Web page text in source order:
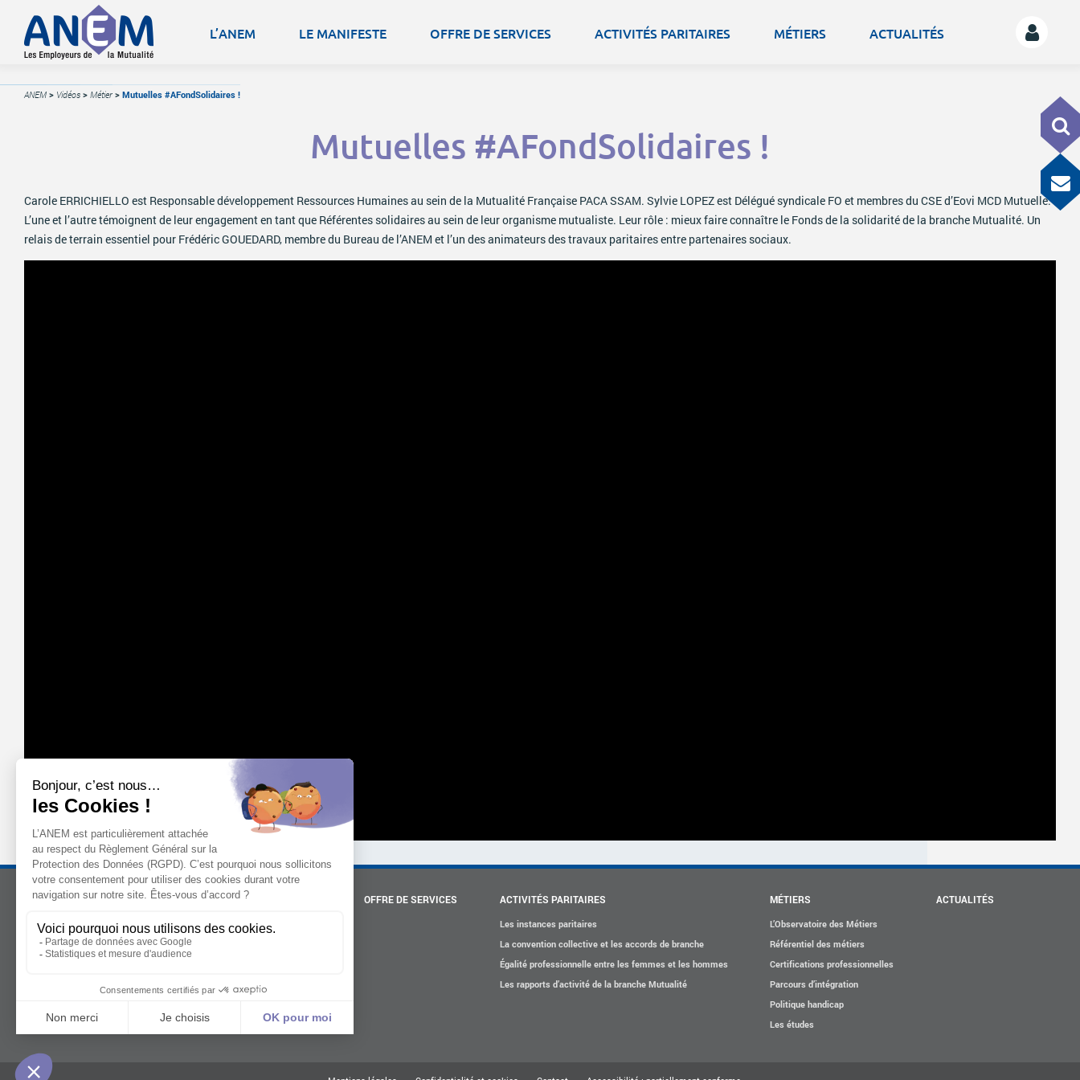
L’ANEM LE MANIFESTE OFFRE DE SERVICES ACTIVITÉS PARITAIRES MÉTIERS ACTUALITÉS
ANEM > Vidéos > Métier > Mutuelles #AFondSolidaires !
Mutuelles #AFondSolidaires !
Carole ERRICHIELLO est Responsable développement Ressources Humaines au sein de la Mutualité Française PACA SSAM. Sylvie LOPEZ est Délégué syndicale FO et membres du CSE d’Eovi MCD Mutuelle.
L’une et l’autre témoignent de leur engagement en tant que Référentes solidaires au sein de leur organisme mutualiste. Leur rôle : mieux faire connaître le Fonds de la solidarité de la branche Mutualité. Un
relais de terrain essentiel pour Frédéric GOUEDARD, membre du Bureau de l’ANEM et l’un des animateurs des travaux paritaires entre partenaires sociaux.
L’ANEM
Notre mission
La gouvernance
La Mutualité
LE MANIFESTE
Les mutuelles donnent des ailes
OFFRE DE SERVICES ACTIVITÉS PARITAIRES
Les instances paritaires
La convention collective et les accords de branche
Égalité professionnelle entre les femmes et les hommes
Les rapports d’activité de la branche Mutualité
MÉTIERS
L’Observatoire des Métiers
Référentiel des métiers
Certifications professionnelles
Parcours d’intégration
Politique handicap
Les études
ACTUALITÉS